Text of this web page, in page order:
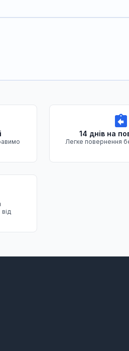
14 днів на
Легке повернення